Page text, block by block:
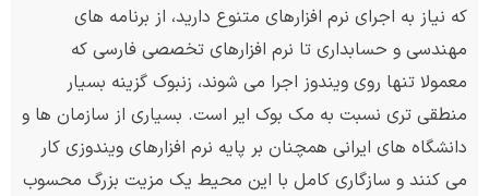
که نیاز به اجرای نرم افزارهای متنوع دارید، از برنامه های
مهندسی و حسابداری تا نرم افزارهای تخصصی فارسی که
معمولا تنها روی ویندوز اجرا می شوند، زنبوک گزینه بسیار
منطقی تری نسبت به مک بوک ایر است. بسیاری از سازمان ها و
دانشگاه های ایرانی همچنان بر پایه نرم افزارهای ویندوزی کار
می کنند و سازگاری کامل با این محیط یک مزیت بزرگ محسوب